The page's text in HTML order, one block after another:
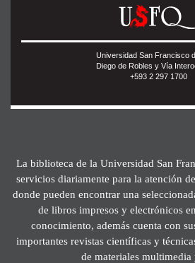
Universidad San Francisco
Diego de Robles y Vía
+593 2 297 1700
La biblioteca de la Universidad San
servicios diariamente para la atención
donde pueden encontrar una
de libros impresos y electrónicos
conocimiento, además cuenta con
importantes revistas científicas y
de materiales multimedia